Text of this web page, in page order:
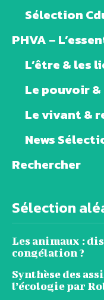
Sélection
PHVA –
L’être & les
Le pouvoir
Le vivant &
News
Rechercher
Sélection
Les animaux :
congélation ?
Synthèse des
l’écologie par